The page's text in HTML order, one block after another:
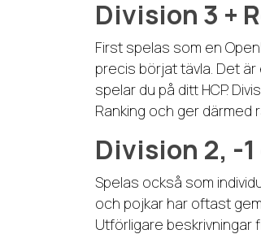
Division 3 +
First spelas som en
precis börjat tävla. Det
spelar du på ditt HCP.
Ranking och ger därmed
Division 2, -
Spelas också som
och pojkar har oftast
Utförligare beskrivningar